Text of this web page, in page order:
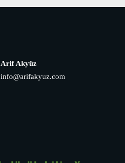
Arif Akyüz
info@arifakyuz.com